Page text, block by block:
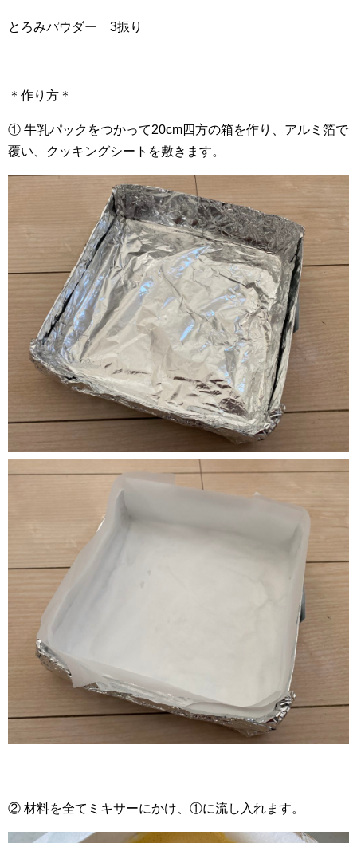
とろみパウダー 3振り
＊作り方＊
① 牛乳パックをつかって20cm四方の箱を作り、アルミ箔で
覆い、クッキングシートを敷きます。
② 材料を全てミキサーにかけ、①に流し入れます。